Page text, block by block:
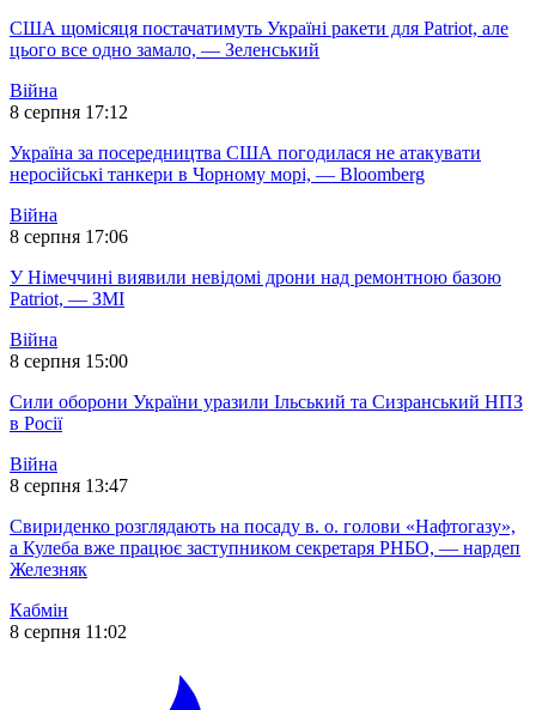
США щомісяця постачатимуть Україні ракети для Patriot, але
цього все одно замало, — Зеленський
Війна
8 серпня 17:12
Україна за посередництва США погодилася не атакувати
неросійські танкери в Чорному морі, — Bloomberg
Війна
8 серпня 17:06
У Німеччині виявили невідомі дрони над ремонтною базою
Patriot, — ЗМІ
Війна
8 серпня 15:00
Сили оборони України уразили Ільський та Сизранський НПЗ
в Росії
Війна
8 серпня 13:47
Свириденко розглядають на посаду в. о. голови «Нафтогазу»,
а Кулеба вже працює заступником секретаря РНБО, — нардеп
Железняк
Кабмін
8 серпня 11:02